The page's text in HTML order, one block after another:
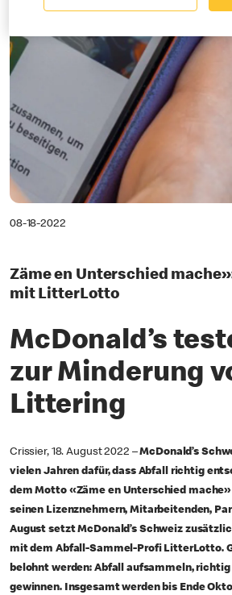
08-18-2022
Zäme en Unterschied
mit LitterLotto
McDonald’s
zur Minderung
Littering
Crissier, 18. August 2022 –McDonald’s
vielen Jahren dafür, dass Abfall richtig
dem Motto «Zäme en Unterschied
seinen Lizenznehmern, Mitarbeitenden,
August setzt McDonald’s Schweiz
mit dem Abfall-Sammel-Profi LitterLotto.
belohnt werden: Abfall aufsammeln, richtig
gewinnen. Insgesamt werden bis Ende